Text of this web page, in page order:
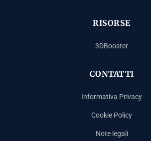
RISORSE
3DBooster
CONTATTI
Informativa Privacy
Cookie Policy
Note legali